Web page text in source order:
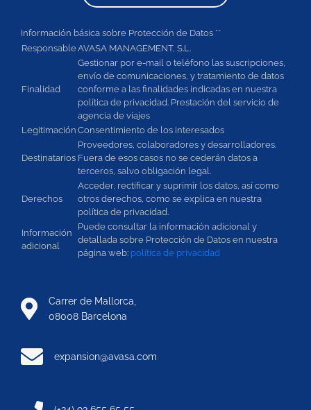
Carrer de Mallorca,
08008 Barcelona
expansion@avasa.com
Información básica sobre Protección de Datos **
ResponsableAVASA MANAGEMENT, S.L.
Finalidad
Gestionar por e-mail o teléfono las suscripciones,
envío de comunicaciones, y tratamiento de datos
conforme a las finalidades indicadas en nuestra
política de privacidad. Prestación del servicio de
agencia de viajes
Legitimación Consentimiento de los interesados
Destinatarios
Proveedores, colaboradores y desarrolladores.
Fuera de esos casos no se cederán datos a
terceros, salvo obligación legal.
Derechos
Acceder, rectificar y suprimir los datos, así como
otros derechos, como se explica en nuestra
política de privacidad.
Información
adicional
Puede consultar la información adicional y
detallada sobre Protección de Datos en nuestra
página web: política de privacidad